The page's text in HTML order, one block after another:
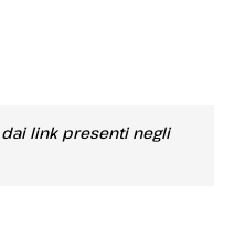
link presenti negli